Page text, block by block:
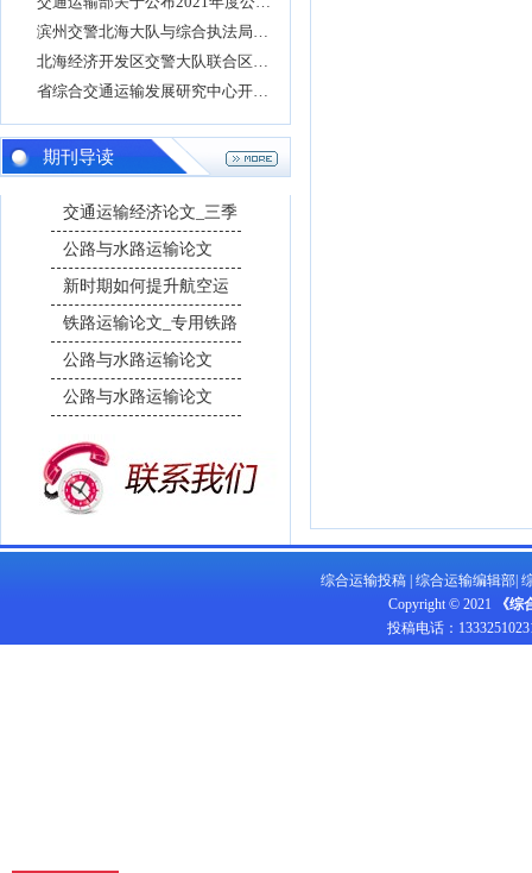
滨州交警北海大队与综合执法局走进运输企业督
北海经济开发区交警大队联合区综合执法局到辖
省综合交通运输发展研究中心开展酒驾醉驾警示
期刊导读
交通运输经济论文_三季
公路与水路运输论文
新时期如何提升航空运
铁路运输论文_专用铁路
公路与水路运输论文
公路与水路运输论文
综合运输投稿 综合运输编辑部
Copyright © 2021
《
投稿电话：